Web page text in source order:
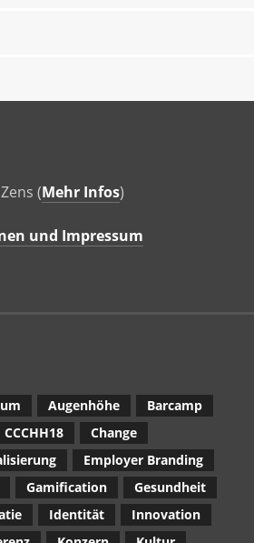
(Mehr Infos)
und Impressum
Augenhöhe
Barcamp
CCCHH18
Change
Employer Branding
Gamification
Gesundheit
Identität
Innovation